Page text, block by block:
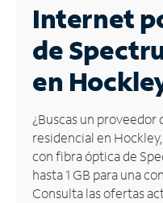
Business
Contáctanos
Inglés
Administrar
cuenta
Encuentra
Internet
de
en
¿Buscas un
residencial en
con fibra óptica de
hasta 1 GB para una
Consulta las ofertas